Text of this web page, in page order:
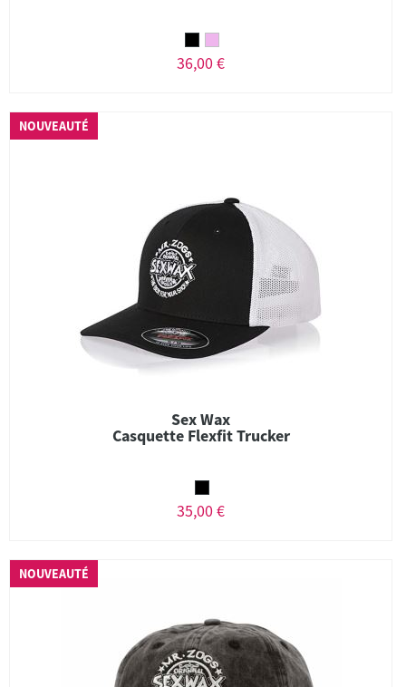
36,00 €
NOUVEAUTÉ
Sex Wax
Casquette Flexfit Trucker
35,00 €
NOUVEAUTÉ